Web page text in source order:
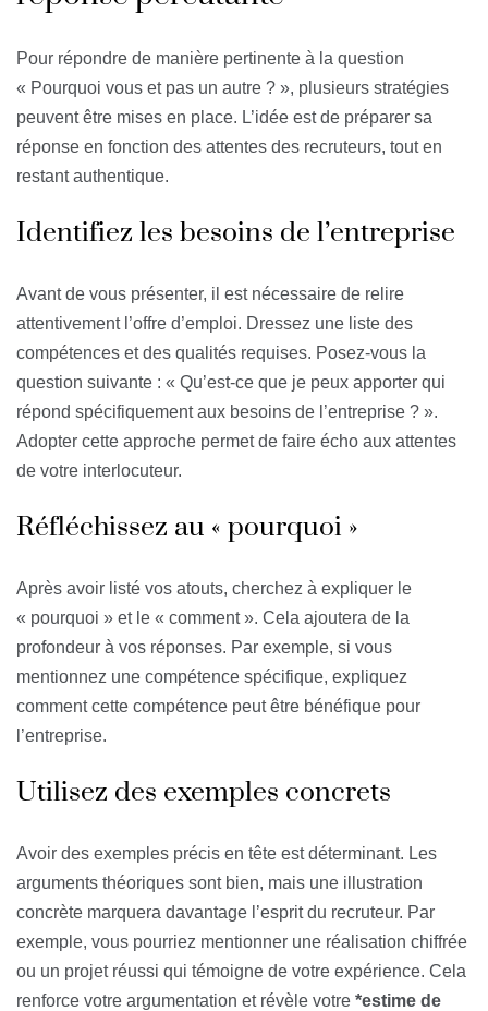
Pour répondre de manière pertinente à la question
« Pourquoi vous et pas un autre ? », plusieurs stratégies
peuvent être mises en place. L’idée est de préparer sa
réponse en fonction des attentes des recruteurs, tout en
restant authentique.
Identifiez les besoins de l’entreprise
Avant de vous présenter, il est nécessaire de relire
attentivement l’offre d’emploi. Dressez une liste des
compétences et des qualités requises. Posez-vous la
question suivante : « Qu’est-ce que je peux apporter qui
répond spécifiquement aux besoins de l’entreprise ? ».
Adopter cette approche permet de faire écho aux attentes
de votre interlocuteur.
Réfléchissez au « pourquoi »
Après avoir listé vos atouts, cherchez à expliquer le
« pourquoi » et le « comment ». Cela ajoutera de la
profondeur à vos réponses. Par exemple, si vous
mentionnez une compétence spécifique, expliquez
comment cette compétence peut être bénéfique pour
l’entreprise.
Utilisez des exemples concrets
Avoir des exemples précis en tête est déterminant. Les
arguments théoriques sont bien, mais une illustration
concrète marquera davantage l’esprit du recruteur. Par
exemple, vous pourriez mentionner une réalisation chiffrée
ou un projet réussi qui témoigne de votre expérience. Cela
renforce votre argumentation et révèle votre *estime de